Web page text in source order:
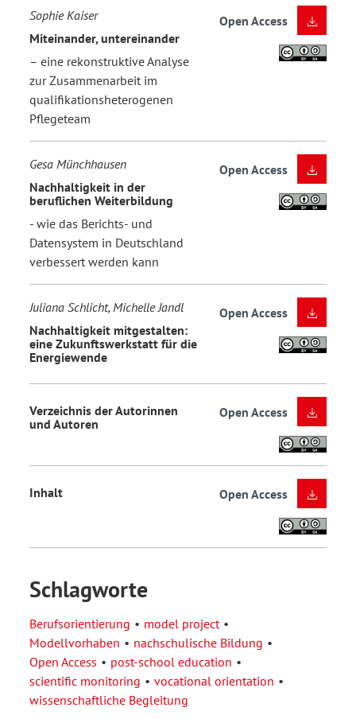
Sophie Kaiser
Miteinander, untereinander
– eine rekonstruktive Analyse
zur Zusammenarbeit im
qualifikationsheterogenen
Pflegeteam
Open Access
Gesa Münchhausen
Nachhaltigkeit in der
beruflichen Weiterbildung
- wie das Berichts- und
Datensystem in Deutschland
verbessert werden kann
Open Access
Juliana Schlicht, Michelle Jandl
Nachhaltigkeit mitgestalten:
eine Zukunftswerkstatt für die
Energiewende
Open Access
Verzeichnis der Autorinnen
und Autoren
Open Access
Inhalt Open Access
Schlagworte
Berufsorientierung
model project
Modellvorhaben
nachschulische Bildung
Open Access
post-school education
scientific monitoring
vocational orientation
wissenschaftliche Begleitung